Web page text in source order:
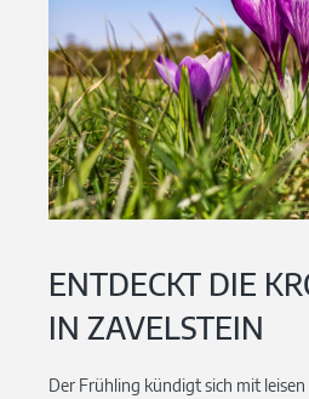
ENTDECKT DIE
IN ZAVELSTEIN
Der Frühling kündigt sich mit